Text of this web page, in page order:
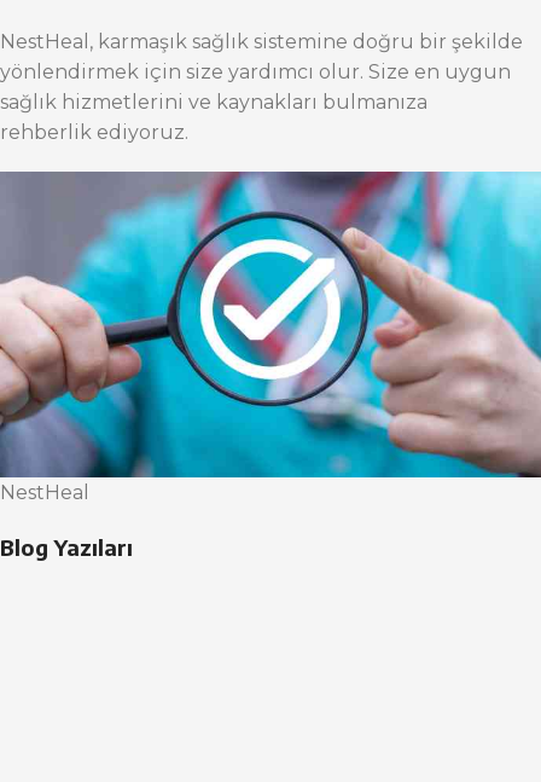
NestHeal, karmaşık sağlık sistemine doğru bir şekilde
yönlendirmek için size yardımcı olur. Size en uygun
sağlık hizmetlerini ve kaynakları bulmanıza
rehberlik ediyoruz.
NestHeal
Blog Yazıları